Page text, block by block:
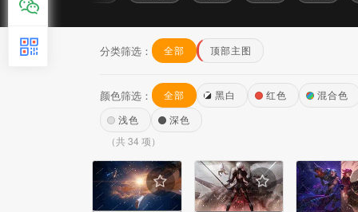
分类筛选： 全部 顶部主图
颜色筛选： 全部 黑白 红色
混合色
浅色
深色
（共 34 项）